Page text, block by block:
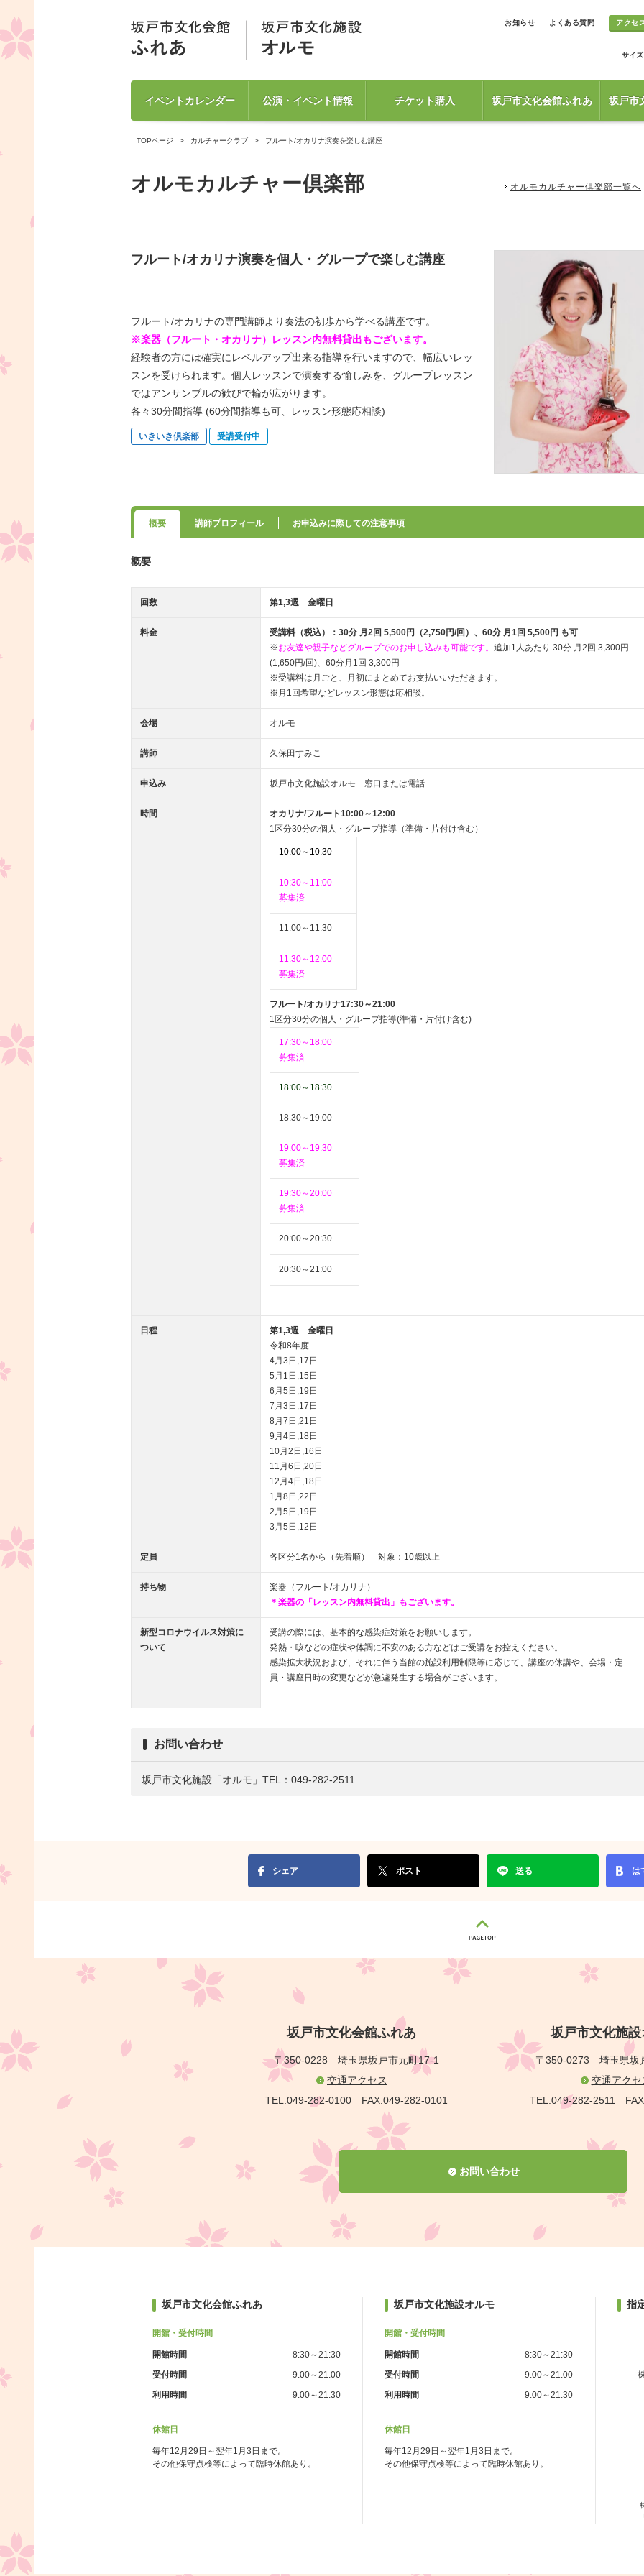
お知らせ よくある質問 アクセ
サイズ
イベントカレンダー 公演・イベント情報 チケット購入 坂戸市文化会館ふれあ 坂戸市
TOPページ カルチャークラブ フルート/オカリナ演奏を楽しむ講座
オルモカルチャー倶楽部 オルモカルチャー倶楽部一覧へ
フルート/オカリナ演奏を個人・グループで楽しむ講座
フルート/オカリナの専門講師より奏法の初歩から学べる講座です。
※楽器（フルート・オカリナ）レッスン内無料貸出もございます。
経験者の方には確実にレベルアップ出来る指導を行いますので、幅広いレッ
スンを受けられます。個人レッスンで演奏する愉しみを、グループレッスン
ではアンサンブルの歓びで輪が広がります。
各々30分間指導 (60分間指導も可、レッスン形態応相談)
いきいき倶楽部 受講受付中
概要 講師プロフィール お申込みに際しての注意事項
概要
回数 第1,3週 金曜日
料金
受講料（税込）：30分 月2回 5,500円（2,750円/回）、60分 月1回 5,500円 も可
※お友達や親子などグループでのお申し込みも可能です。 追加1人あたり 30分 月2回 3,300円
(1,650円/回)、60分月1回 3,300円
※受講料は月ごと、月初にまとめてお支払いいただきます。
※月1回希望などレッスン形態は応相談。
会場 オルモ
講師 久保田すみこ
申込み 坂戸市文化施設オルモ 窓口または電話
時間
オカリナ/フルート10:00～12:00
1区分30分の個人・グループ指導（準備・片付け含む）
10:00～10:30
10:30～11:00
募集済
11:00～11:30
11:30～12:00
募集済
フルート/オカリナ17:30～21:00
1区分30分の個人・グループ指導(準備・片付け含む)
17:30～18:00
募集済
18:00～18:30
18:30～19:00
19:00～19:30
募集済
19:30～20:00
募集済
20:00～20:30
20:30～21:00
日程
第1,3週 金曜日
令和8年度
4月3日,17日
5月1日,15日
6月5日,19日
7月3日,17日
8月7日,21日
9月4日,18日
10月2日,16日
11月6日,20日
12月4日,18日
1月8日,22日
2月5日,19日
3月5日,12日
定員 各区分1名から（先着順） 対象：10歳以上
持ち物
楽器（フルート/オカリナ）
＊楽器の「レッスン内無料貸出」もございます。
新型コロナウイルス対策に
ついて
受講の際には、基本的な感染症対策をお願いします。
発熱・咳などの症状や体調に不安のある方などはご受講をお控えください。
感染拡大状況および、それに伴う当館の施設利用制限等に応じて、講座の休講や、会場・定
員・講座日時の変更などが急遽発生する場合がございます。
お問い合わせ
坂戸市文化施設「オルモ」TEL：049-282-2511
シェア ポスト 送る は
坂戸市文化会館ふれあ
〒350-0228 埼玉県坂戸市元町17-1
交通アクセス
TEL.049-282-0100 FAX.049-282-0101
坂戸市文化施
〒350-0273 埼玉県坂
交通アクセ
TEL.049-282-2511
お問い合わせ
坂戸市文化会館ふれあ
開館・受付時間
開館時間
8:30～21:30
受付時間
9:00～21:00
利用時間
9:00～21:30
休館日
毎年12月29日～翌年1月3日まで。
その他保守点検等によって臨時休館あり。
坂戸市文化施設オルモ
開館・受付時間
開館時間
8:30～21:30
受付時間
9:00～21:00
利用時間
9:00～21:30
休館日
毎年12月29日～翌年1月3日まで。
その他保守点検等によって臨時休館あり。
指